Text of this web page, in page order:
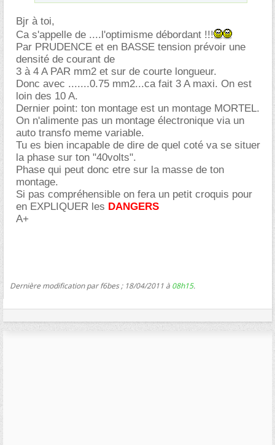
Bjr à toi,
Ca s'appelle de ....l'optimisme débordant !!!
Par PRUDENCE et en BASSE tension prévoir une
densité de courant de
3 à 4 A PAR mm2 et sur de courte longueur.
Donc avec .......0.75 mm2...ca fait 3 A maxi. On est
loin des 10 A.
Dernier point: ton montage est un montage MORTEL.
On n'alimente pas un montage électronique via un
auto transfo meme variable.
Tu es bien incapable de dire de quel coté va se situer
la phase sur ton "40volts".
Phase qui peut donc etre sur la masse de ton
montage.
Si pas compréhensible on fera un petit croquis pour
en EXPLIQUER les DANGERS
A+
Dernière modification par f6bes ; 18/04/2011 à 08h15.